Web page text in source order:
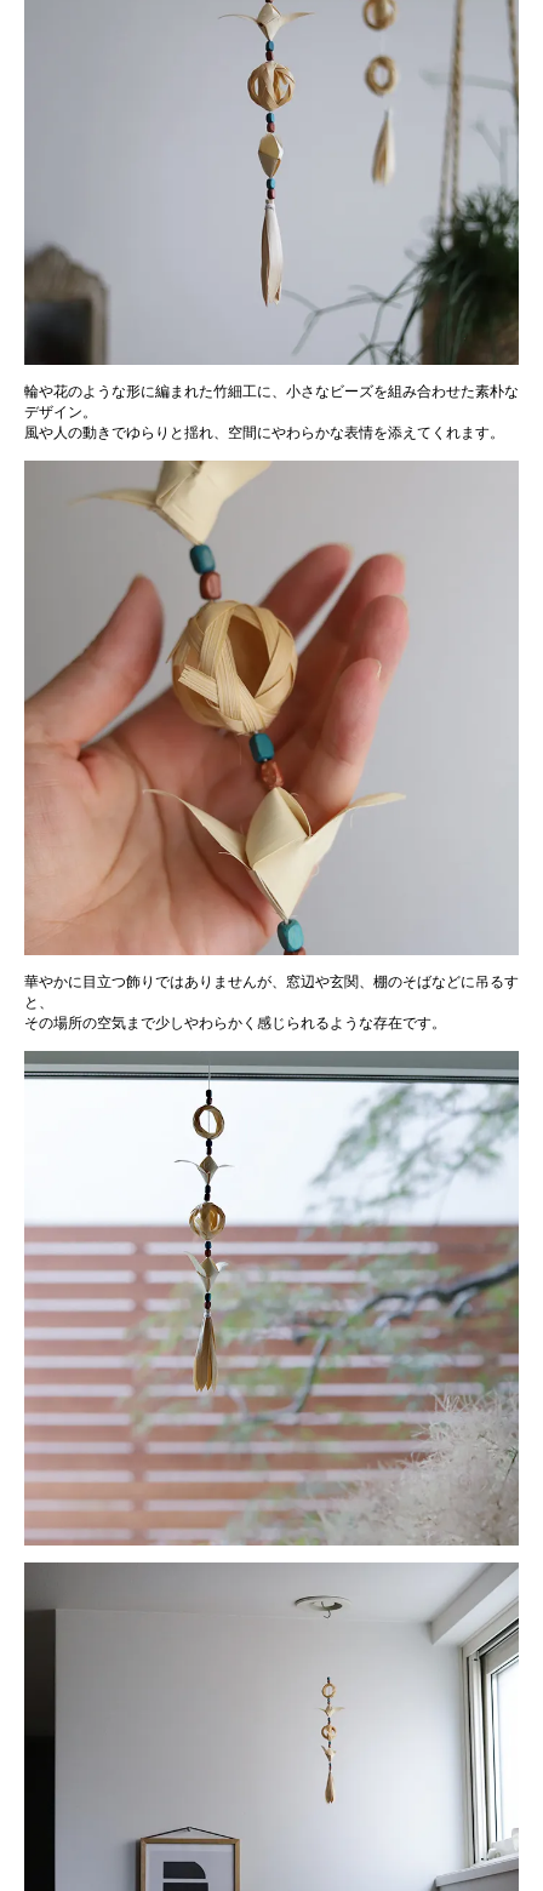
輪や花のような形に編まれた竹細工に、小さなビーズを組み合わせた素朴な
デザイン。
風や人の動きでゆらりと揺れ、空間にやわらかな表情を添えてくれます。
華やかに目立つ飾りではありませんが、窓辺や玄関、棚のそばなどに吊るす
と、
その場所の空気まで少しやわらかく感じられるような存在です。